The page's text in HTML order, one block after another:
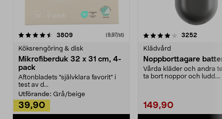
3809recensioner (9,97/st)
Köksrengöring & disk
Mikrofiberduk 32 x 31 cm, 4-
pack
Aftonbladets "självklara favorit” i
test av d...
Utförande: Grå/beige
39,90
4.0av 5 stjärnor 3252
Klädvård
Noppborttagare
Vårda kläder och andra
ta bort noppor och ludd.
149,90
4.5av 5 stjärnor